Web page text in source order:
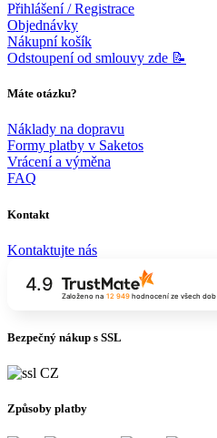
Přihlášení / Registrace
Objednávky
Nákupní košík
Odstoupení od smlouvy zde 📝
Máte otázku?
Náklady na dopravu
Formy platby v Saketos
Vrácení a výměna
FAQ
Kontakt
Kontaktujte nás
4.9
Založeno na 12 949hodnocení ze všech dob
Bezpečný nákup s SSL
Způsoby platby